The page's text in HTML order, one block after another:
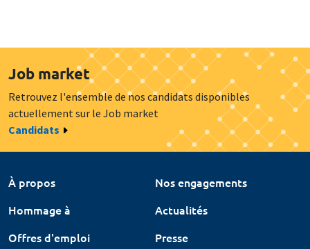
Job market
Retrouvez l'ensemble de nos candidats disponibles
actuellement sur le Job market
Candidats
À propos
Nos engagements
Hommage à
Actualités
Offres d'emploi
Presse